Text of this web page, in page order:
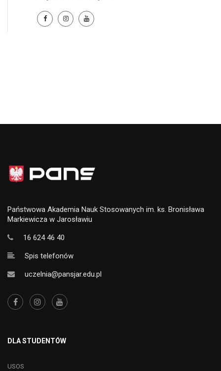
Państwowa Akademia Nauk Stosowanych im. ks. Bronisława
Markiewicza w Jarosławiu
16 624 46 40
Spis telefonów
uczelnia@pansjar.edu.pl
DLA STUDENTÓW
USOS